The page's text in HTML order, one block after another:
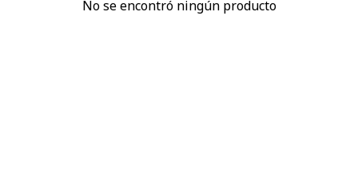
No se encontró ningún producto